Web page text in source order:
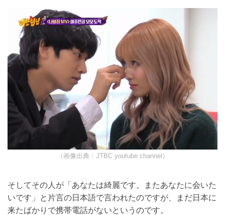
（画像出典：JTBC youtube channel）
そしてその人が「あなたは綺麗です。またあなたに会い
たいです」と片言の日本語で言われたのですが、まだ日
本に来たばかりで携帯電話がないというのです。